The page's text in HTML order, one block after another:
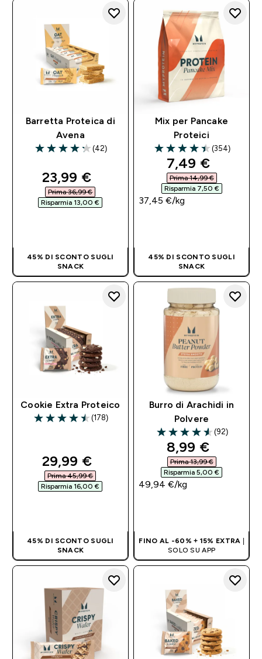
Barretta Proteica di
Avena
4.26 out of 5 stars
(42)
discounted price
23,99 €‎
Prima 36,99 €‎
Risparmia 13,00 €‎
45% DI SCONTO SUGLI
SNACK
Mix per Pancake
Proteici
4.44 out of 5 stars
(354)
discounted
7,49 €‎
Prima 14,99 €‎
Risparmia 7,50 €‎
37,45 €‎/kg
45% DI SCONTO SUGLI
SNACK
Cookie Extra Proteico
4.51 out of 5 stars
(178)
discounted price
29,99 €‎
Prima 45,99 €‎
Risparmia 16,00 €‎
45% DI SCONTO SUGLI
SNACK
Burro di Arachidi in
Polvere
4.57 out of 5 stars
(92)
discounted
8,99 €‎
Prima 13,99 €‎
Risparmia 5,00 €‎
49,94 €‎/kg
FINO AL -60% + 15% EXTRA |
SOLO SU APP